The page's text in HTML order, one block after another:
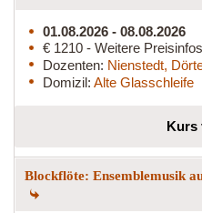
01.08.2026 - 08.08.2026
€ 1210 - Weitere Preisinfos
Dozenten: Nienstedt,
Domizil: Alte Glasschleife
Kurs
Blockflöte: Ensemblemusik